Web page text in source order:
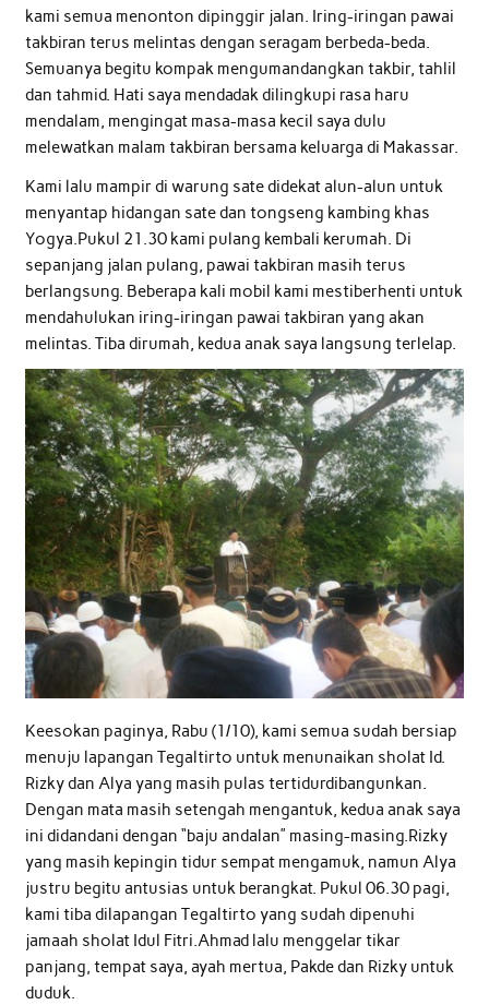
kami semua menonton dipinggir jalan. Iring-iringan pawai
takbiran terus melintas dengan seragam berbeda-beda.
Semuanya begitu kompak mengumandangkan takbir, tahlil
dan tahmid. Hati saya mendadak dilingkupi rasa haru
mendalam, mengingat masa-masa kecil saya dulu
melewatkan malam takbiran bersama keluarga di Makassar.
Kami lalu mampir di warung sate didekat alun-alun untuk
menyantap hidangan sate dan tongseng kambing khas
Yogya.Pukul 21.30 kami pulang kembali kerumah. Di
sepanjang jalan pulang, pawai takbiran masih terus
berlangsung. Beberapa kali mobil kami mestiberhenti untuk
mendahulukan iring-iringan pawai takbiran yang akan
melintas. Tiba dirumah, kedua anak saya langsung terlelap.
Keesokan paginya, Rabu (1/10), kami semua sudah bersiap
menuju lapangan Tegaltirto untuk menunaikan sholat Id.
Rizky dan Alya yang masih pulas tertidurdibangunkan.
Dengan mata masih setengah mengantuk, kedua anak saya
ini didandani dengan “baju andalan” masing-masing.Rizky
yang masih kepingin tidur sempat mengamuk, namun Alya
justru begitu antusias untuk berangkat. Pukul 06.30 pagi,
kami tiba dilapangan Tegaltirto yang sudah dipenuhi
jamaah sholat Idul Fitri.Ahmad lalu menggelar tikar
panjang, tempat saya, ayah mertua, Pakde dan Rizky untuk
duduk.